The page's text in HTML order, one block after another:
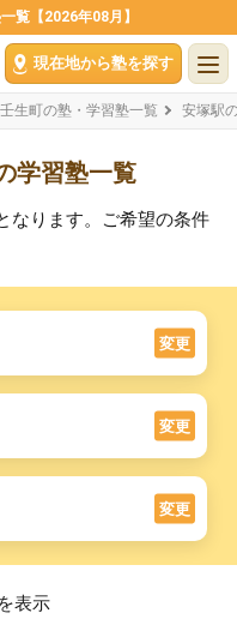
覧【2026年08月】
現在地から塾を探す
生町の塾・学習塾一覧 安塚駅
学習塾一覧
なります。ご希望の条件
変更
変更
変更
表示